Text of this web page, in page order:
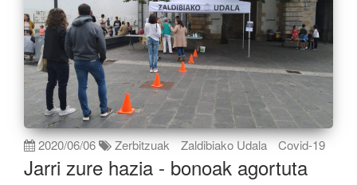
2020/06/06 Zerbitzuak Zaldibiako Udala Covid-19
Jarri zure hazia - bonoak agortuta